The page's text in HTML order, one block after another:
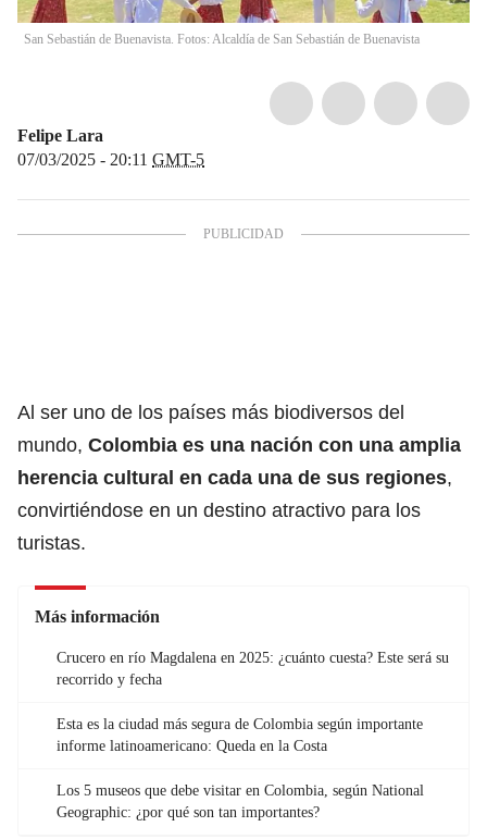
San Sebastián de Buenavista. Fotos: Alcaldía de San Sebastián de Buenavista
Felipe Lara
07/03/2025 - 20:11 GMT-5
Al ser uno de los países más biodiversos del
mundo, Colombia es una nación con una amplia
herencia cultural en cada una de sus regiones,
convirtiéndose en un destino atractivo para los
turistas.
Más información
Crucero en río Magdalena en 2025: ¿cuánto cuesta? Este será su
recorrido y fecha
Esta es la ciudad más segura de Colombia según importante
informe latinoamericano: Queda en la Costa
Los 5 museos que debe visitar en Colombia, según National
Geographic: ¿por qué son tan importantes?